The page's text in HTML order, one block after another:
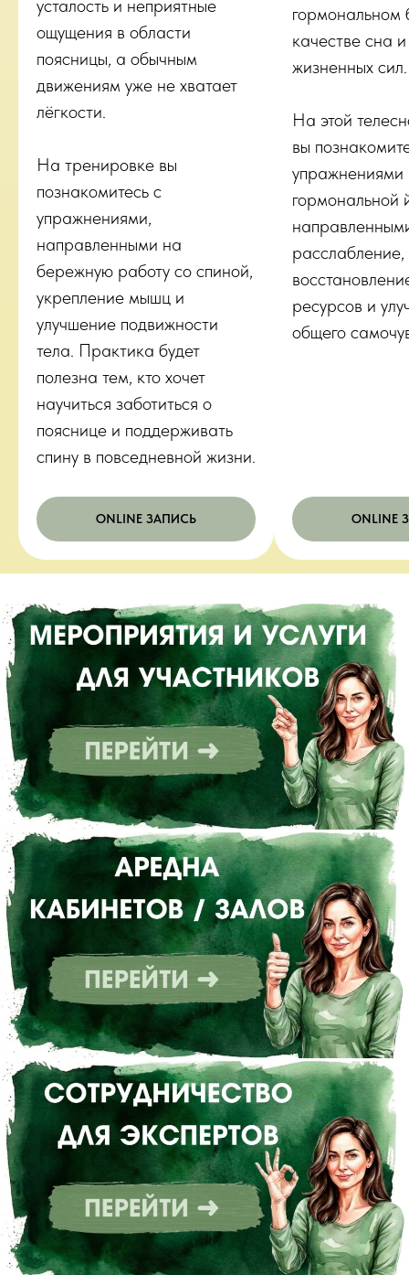
усталость и неприятные
ощущения в области
поясницы, а обычным
движениям уже не хватает
лёгкости.
На тренировке вы
познакомитесь с
упражнениями,
направленными на
бережную работу со спиной,
укрепление мышц и
улучшение подвижности
тела. Практика будет
полезна тем, кто хочет
научиться заботиться о
пояснице и поддерживать
спину в повседневной жизни.
ONLINE ЗАПИСЬ
гормональном
качестве сна
жизненных сил.
На этой
вы
упражнениями
гормональной
расслабление,
ресурсов и
общего
ONLINE